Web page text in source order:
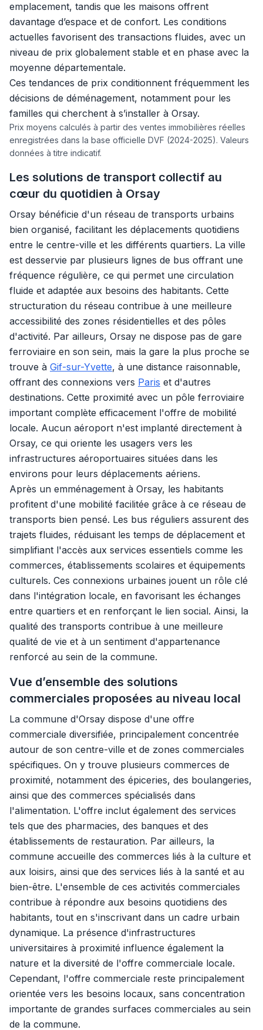
emplacement, tandis que les maisons offrent
davantage d’espace et de confort. Les conditions
actuelles favorisent des transactions fluides, avec un
niveau de prix globalement stable et en phase avec la
moyenne départementale.
Ces tendances de prix conditionnent fréquemment les
décisions de déménagement, notamment pour les
familles qui cherchent à s’installer à Orsay.
Prix moyens calculés à partir des ventes immobilières réelles
enregistrées dans la base officielle DVF (2024-2025). Valeurs
données à titre indicatif.
Les solutions de transport collectif au
cœur du quotidien à Orsay
Orsay bénéficie d'un réseau de transports urbains
bien organisé, facilitant les déplacements quotidiens
entre le centre-ville et les différents quartiers. La ville
est desservie par plusieurs lignes de bus offrant une
fréquence régulière, ce qui permet une circulation
fluide et adaptée aux besoins des habitants. Cette
structuration du réseau contribue à une meilleure
accessibilité des zones résidentielles et des pôles
d'activité. Par ailleurs, Orsay ne dispose pas de gare
ferroviaire en son sein, mais la gare la plus proche se
trouve à Gif-sur-Yvette, à une distance raisonnable,
offrant des connexions vers Paris et d'autres
destinations. Cette proximité avec un pôle ferroviaire
important complète efficacement l'offre de mobilité
locale. Aucun aéroport n'est implanté directement à
Orsay, ce qui oriente les usagers vers les
infrastructures aéroportuaires situées dans les
environs pour leurs déplacements aériens.
Après un emménagement à Orsay, les habitants
profitent d'une mobilité facilitée grâce à ce réseau de
transports bien pensé. Les bus réguliers assurent des
trajets fluides, réduisant les temps de déplacement et
simplifiant l'accès aux services essentiels comme les
commerces, établissements scolaires et équipements
culturels. Ces connexions urbaines jouent un rôle clé
dans l'intégration locale, en favorisant les échanges
entre quartiers et en renforçant le lien social. Ainsi, la
qualité des transports contribue à une meilleure
qualité de vie et à un sentiment d'appartenance
renforcé au sein de la commune.
Vue d’ensemble des solutions
commerciales proposées au niveau local
La commune d'Orsay dispose d'une offre
commerciale diversifiée, principalement concentrée
autour de son centre-ville et de zones commerciales
spécifiques. On y trouve plusieurs commerces de
proximité, notamment des épiceries, des boulangeries,
ainsi que des commerces spécialisés dans
l'alimentation. L'offre inclut également des services
tels que des pharmacies, des banques et des
établissements de restauration. Par ailleurs, la
commune accueille des commerces liés à la culture et
aux loisirs, ainsi que des services liés à la santé et au
bien-être. L'ensemble de ces activités commerciales
contribue à répondre aux besoins quotidiens des
habitants, tout en s'inscrivant dans un cadre urbain
dynamique. La présence d'infrastructures
universitaires à proximité influence également la
nature et la diversité de l'offre commerciale locale.
Cependant, l'offre commerciale reste principalement
orientée vers les besoins locaux, sans concentration
importante de grandes surfaces commerciales au sein
de la commune.